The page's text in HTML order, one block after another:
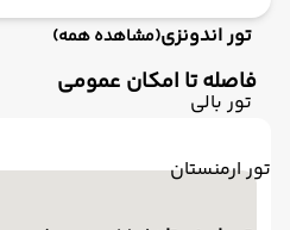
تور اندونزی(مشاهده همه)
تور بالی
تور ارمنستان
فاصله تا امکان عمومی